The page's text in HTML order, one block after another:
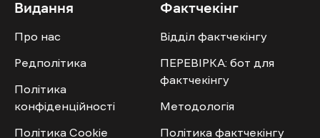
Видання
Про нас
Редполітика
Політика
конфіденційності
Політика Cookie
Фактчекінг
Відділ фактчекінгу
ПЕРЕВІРКА: бот для
фактчекінгу
Методологія
Політика фактчекінгу